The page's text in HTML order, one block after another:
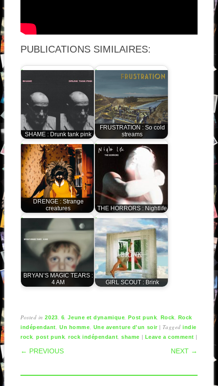
PUBLICATIONS SIMILAIRES:
SHAME : Drunk tank pink
FRUSTRATION : So cold
streams
DRENGE : Strange
creatures
THE HORRORS : Nightlife
BRYAN’S MAGIC TEARS :
4 AM
GIRL SCOUT : Brink
Posted in2023, 6,Jeune et dynamique,Post punk, Rock, Rock
indépendant,Un homme, Une aventure d'un soir |Taggedindie
rock,post punk,rock indépendant,shame | Leave a comment |
POST NAVIGATION
← PREVIOUS NEXT →